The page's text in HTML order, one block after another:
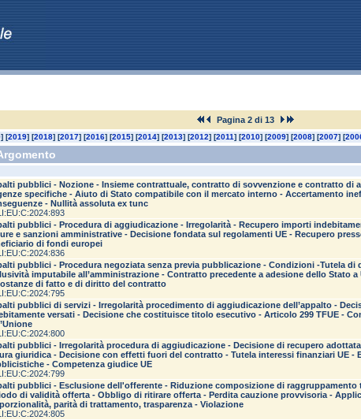
Pagina 2 di 13
] [2019] [2018] [2017] [2016] [2015] [2014] [2013] [2012] [2011] [2010] [2009] [2008] [2007] [
pubblici - Nozione - Insieme contrattuale, contratto di sovvenzione e contratto di
specifiche - Aiuto di Stato compatibile con il mercato interno - Accertamento
- Nullità assoluta ex tunc
pubblici - Procedura di aggiudicazione - Irregolarità - Recupero importi
e sanzioni amministrative - Decisione fondata sul regolamenti UE - Recupero
di fondi europei
pubblici - Procedura negoziata senza previa pubblicazione - Condizioni -Tutela
imputabile all’amministrazione - Contratto precedente a adesione dello Stato
di fatto e di diritto del contratto
pubblici di servizi - Irregolarità procedimento di aggiudicazione dell’appalto -
versati - Decisione che costituisce titolo esecutivo - Articolo 299 TFUE -
pubblici - Irregolarità procedura di aggiudicazione - Decisione di recupero
giuridica - Decisione con effetti fuori del contratto - Tutela interessi finanziari UE -
- Competenza giudice UE
pubblici - Esclusione dell'offerente - Riduzione composizione di raggruppamento
di validità offerta - Obbligo di ritirare offerta - Perdita cauzione provvisoria -
parità di trattamento, trasparenza - Violazione